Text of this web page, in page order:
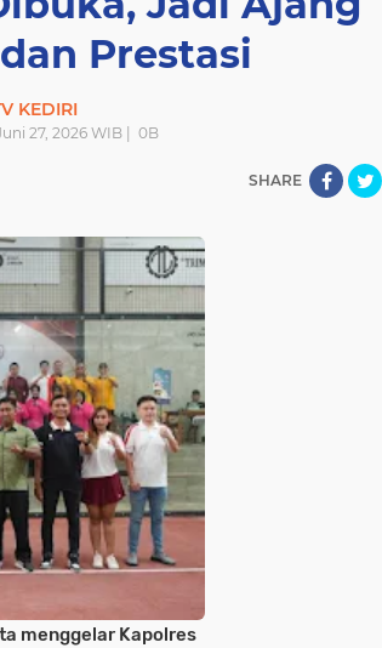
Prestasi
KEDIRI
27, 2026 WIB | 0B
SHARE
menggelar Kapolres